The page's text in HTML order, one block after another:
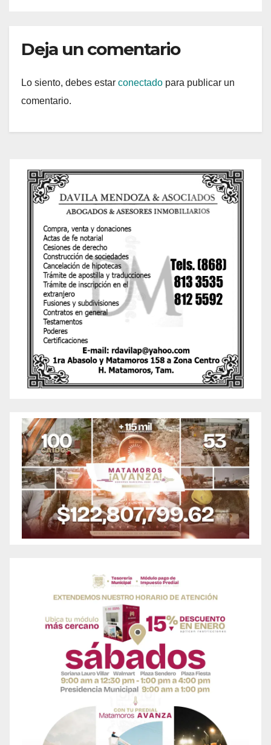
Deja un comentario
Lo siento, debes estar conectado para publicar un
comentario.